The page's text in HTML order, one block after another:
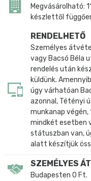
Megvásárolható:
készlettől
RENDELHETŐ
Személyes
vagy Bacsó Béla
rendelés után
küldünk.
úgy várhatóan
azonnal, Tétényi
munkanap
mindkét esetben
státuszban van,
alatt készítjük
SZEMÉLYES
Budapesten 0 Ft.